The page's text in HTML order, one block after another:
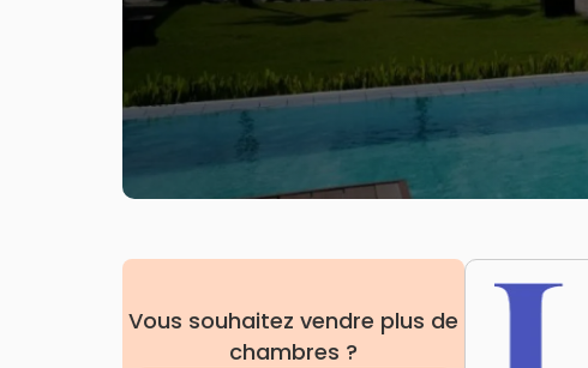
Vous souhaitez vendre plus de
chambres ?